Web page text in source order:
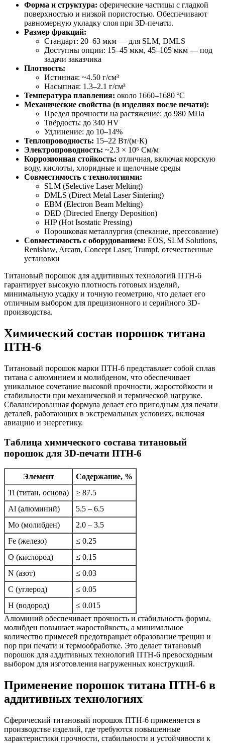
Форма и структура: сферические частицы с гладкой
поверхностью и низкой пористостью. Обеспечивают
равномерную укладку слоя при 3D-печати.
Размер фракций:
Стандарт: 20–63 мкм — для SLM, DMLS
Доступны опции: 15–45 мкм, 45–105 мкм — под
задачи заказчика
Плотность:
Истинная: ~4.50 г/см³
Насыпная: 1.3–2.1 г/см³
Температура плавления: около 1660–1680 °C
Механические свойства (в изделиях после печати):
Предел прочности на растяжение: до 980 МПа
Твёрдость: до 340 HV
Удлинение: до 10–14%
Теплопроводность: 15–22 Вт/(м·К)
Электропроводность: ~2.3 × 10⁶ См/м
Коррозионная стойкость: отличная, включая морскую
воду, кислоты, хлоридные и щелочные среды
Совместимость с технологиями:
SLM (Selective Laser Melting)
DMLS (Direct Metal Laser Sintering)
EBM (Electron Beam Melting)
DED (Directed Energy Deposition)
HIP (Hot Isostatic Pressing)
Порошковая металлургия (спекание, прессование)
Совместимость с оборудованием: EOS, SLM Solutions,
Renishaw, Arcam, Concept Laser, Trumpf, отечественные
установки
Титановый порошок для аддитивных технологий ПТН-6
гарантирует высокую плотность готовых изделий,
минимальную усадку и точную геометрию, что делает его
отличным выбором для прецизионного и серийного 3D-
производства.
Химический состав порошок титана
ПТН-6
Титановый порошок марки ПТН-6 представляет собой сплав
титана с алюминием и молибденом, что обеспечивает
уникальное сочетание высокой прочности, жаростойкости и
стабильности при механической и термической нагрузке.
Сбалансированная формула делает его пригодным для печати
деталей, работающих в экстремальных условиях, включая
авиацию и энергетику.
Таблица химического состава титановый
порошок для 3D-печати ПТН-6
Элемент
Содержание, %
Ti (титан, основа)
≥ 87.5
Al (алюминий)
5.5 – 6.5
Mo (молибден)
2.0 – 3.5
Fe (железо)
≤ 0.25
O (кислород)
≤ 0.15
N (азот)
≤ 0.03
C (углерод)
≤ 0.05
H (водород)
≤ 0.015
Алюминий обеспечивает прочность и стабильность формы,
молибден повышает жаростойкость, а минимальное
количество примесей предотвращает образование трещин и
пор при печати и термообработке. Это делает титановый
порошок для аддитивных технологий ПТН-6 превосходным
выбором для изготовления нагруженных конструкций.
Применение порошок титана ПТН-6 в
аддитивных технологиях
Сферический титановый порошок ПТН-6 применяется в
производстве изделий, где требуются повышенные
характеристики прочности, стабильности и устойчивости к